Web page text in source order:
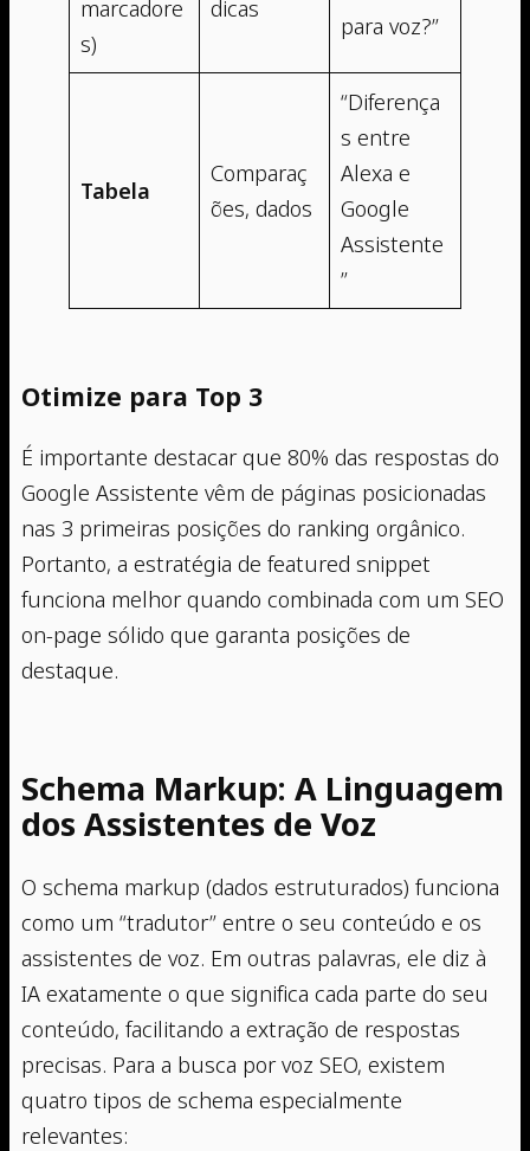
marcadore
s)
dicas
para voz?”
Tabela
Comparaç
ões, dados
“Diferença
s entre
Alexa e
Google
Assistente
”
Otimize para Top 3
É importante destacar que 80% das respostas do
Google Assistente vêm de páginas posicionadas
nas 3 primeiras posições do ranking orgânico.
Portanto, a estratégia de featured snippet
funciona melhor quando combinada com um SEO
on-page sólido que garanta posições de
destaque.
Schema Markup: A Linguagem
dos Assistentes de Voz
O schema markup (dados estruturados) funciona
como um “tradutor” entre o seu conteúdo e os
assistentes de voz. Em outras palavras, ele diz à
IA exatamente o que significa cada parte do seu
conteúdo, facilitando a extração de respostas
precisas. Para a busca por voz SEO, existem
quatro tipos de schema especialmente
relevantes: